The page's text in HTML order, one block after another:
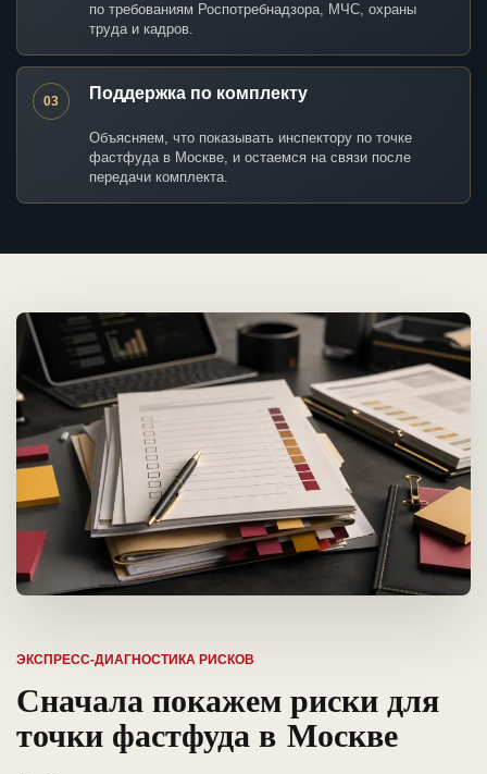
по требованиям Роспотребнадзора, МЧС, охраны
труда и кадров.
03 Поддержка по комплекту
Объясняем, что показывать инспектору по точке
фастфуда в Москве, и остаемся на связи после
передачи комплекта.
ЭКСПРЕСС-ДИАГНОСТИКА РИСКОВ
Сначала покажем риски для
точки фастфуда в Москве